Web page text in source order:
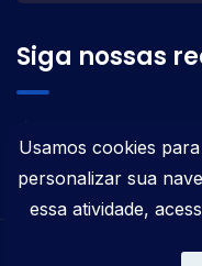
Siga nossas
Todos os direitos
Usamos cookies
personalizar sua
essa atividade,